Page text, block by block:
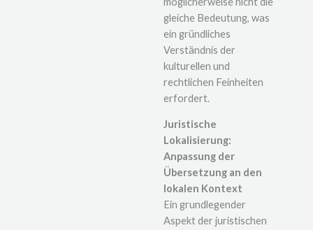
gleiche Bedeutung, was
ein gründliches
Verständnis der
kulturellen und
rechtlichen Feinheiten
erfordert.
Juristische
Lokalisierung:
Anpassung der
Übersetzung an den
lokalen Kontext
Ein grundlegender
Aspekt der juristischen